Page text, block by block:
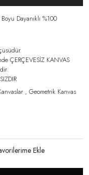
Dayanıklı %100
ÇERÇEVESİZ KANVAS
,Geometrik Kanvas